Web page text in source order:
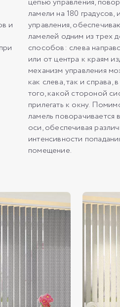
и
ламели на 180 градусов,
управления,
ламелей одним из трех
способов: слева
или от центра к краям
механизм управления
как слева, так и справа,
того, какой стороной
прилегать к окну.
ламель поворачивается
оси, обеспечивая
интенсивности
помещение.